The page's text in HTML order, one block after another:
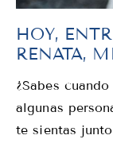
HOY,
RENATA,
¿Sabes
algunas
te sientas